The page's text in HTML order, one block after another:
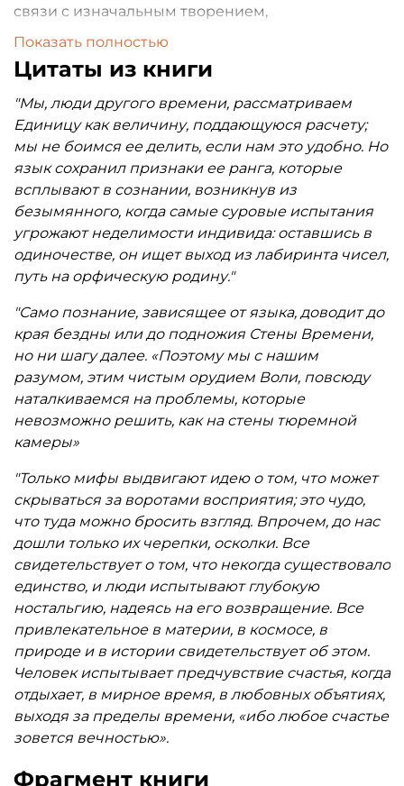
связи с изначальным творением,
метафизическом смысле и связи с
современного мира.
«Филемон и Бавкида. Смерть в мифическом и
техническом мире» написана в память друзей,
погибших в авиакатастрофе в 1971 г. Философ
демонстрирует особенности цивилизационных
угроз нашего времени, обнажая пороки
статистики и опасности технического прогресса,
общественных предрассудков, упадок морали и
нравов.
Показать полностью
Цитаты из книги
"Мы, люди другого времени, рассматриваем
Единицу как величину, поддающуюся расчету;
мы не боимся ее делить, если нам это удобно. Но
язык сохранил признаки ее ранга, которые
всплывают в сознании, возникнув из
безымянного, когда самые суровые испытания
угрожают неделимости индивида: оставшись в
одиночестве, он ищет выход из лабиринта чисел,
путь на орфическую родину."
"Само познание, зависящее от языка, доводит до
края бездны или до подножия Стены Времени,
но ни шагу далее. «Поэтому мы с нашим
разумом, этим чистым орудием Воли, повсюду
наталкиваемся на проблемы, которые
невозможно решить, как на стены тюремной
камеры»
"Только мифы выдвигают идею о том, что может
скрываться за воротами восприятия; это чудо,
что туда можно бросить взгляд. Впрочем, до нас
дошли только их черепки, осколки. Все
свидетельствует о том, что некогда существовало
единство, и люди испытывают глубокую
ностальгию, надеясь на его возвращение. Все
привлекательное в материи, в космосе, в
природе и в истории свидетельствует об этом.
Человек испытывает предчувствие счастья, когда
отдыхает, в мирное время, в любовных объятиях,
выходя за пределы времени, «ибо любое счастье
зовется вечностью».
Фрагмент книги